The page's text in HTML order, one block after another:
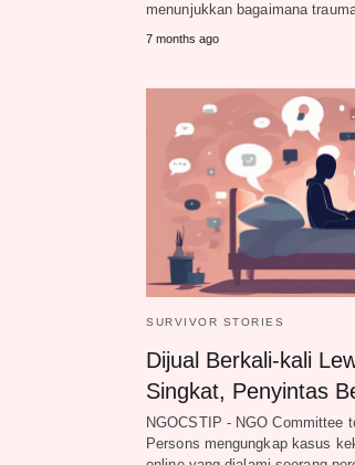
menunjukkan bagaimana
7 months ago
SURVIVOR STORIES
Dijual Berkali-kali
Singkat, Penyintas
NGOCSTIP - NGO Committee
Persons mengungkap kasus